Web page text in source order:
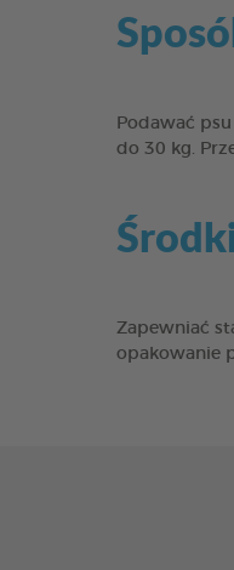
Podawać
do 30 kg.
Zapewniać
opakowanie